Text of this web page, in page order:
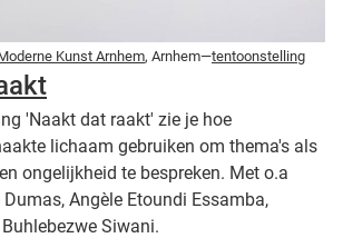
Kunst Arnhem, Arnhem—tentoonstelling
'Naakt dat raakt' zie je hoe
lichaam gebruiken om thema's als
ongelijkheid te bespreken. Met o.a
Angèle Etoundi Essamba,
Siwani.